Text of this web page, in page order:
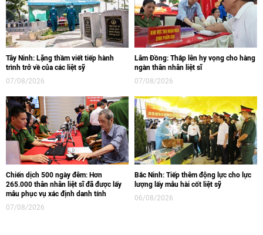
Tây Ninh: Lặng thầm viết tiếp hành
trình trở về của các liệt sỹ
07/08/2026
Lâm Đồng: Thắp lên hy vọng cho hàng
ngàn thân nhân liệt sĩ
07/08/2026
Chiến dịch 500 ngày đêm: Hơn
265.000 thân nhân liệt sĩ đã được lấy
mẫu phục vụ xác định danh tính
07/08/2026
Bắc Ninh: Tiếp thêm động lực cho lực
lượng lấy mẫu hài cốt liệt sỹ
06/08/2026